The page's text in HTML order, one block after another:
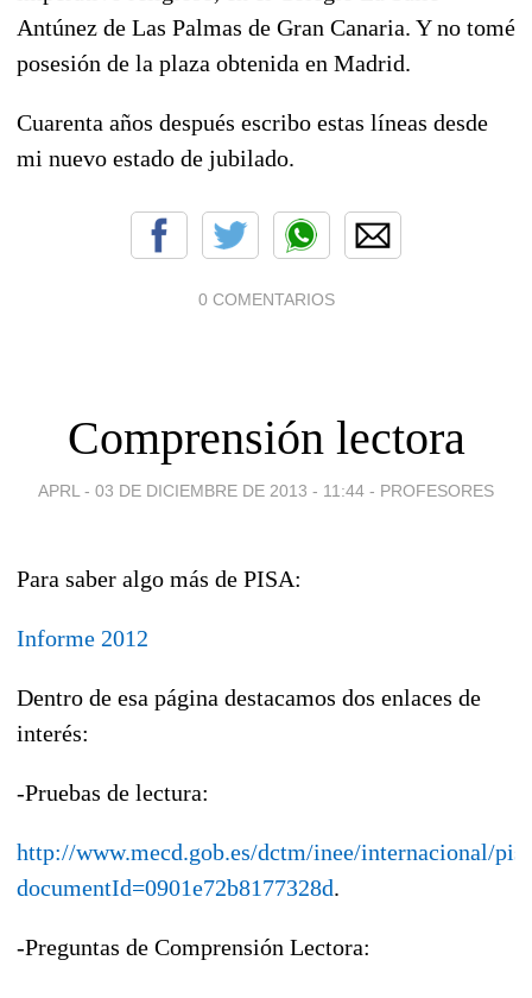
Antúnez de Las Palmas de Gran Canaria. Y no tomé
posesión de la plaza obtenida en Madrid.
Cuarenta años después escribo estas líneas desde
mi nuevo estado de jubilado.
0 COMENTARIOS
Comprensión lectora
APRL - 03 DE DICIEMBRE DE 2013 - 11:44 - PROFESORES
Para saber algo más de PISA:
Informe 2012
Dentro de esa página destacamos dos enlaces de
interés:
-Pruebas de lectura:
http://www.mecd.gob.es/dctm/inee/internacional/
documentId=0901e72b8177328d.
-Preguntas de Comprensión Lectora: